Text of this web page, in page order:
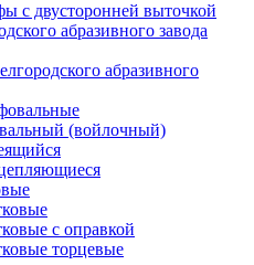
с двусторонней выточкой
абразивного завода
абразивного
(войлочный)
с оправкой
торцевые